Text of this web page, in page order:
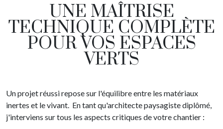
UNE MAÎTRISE
TECHNIQUE COMPLÈTE
POUR VOS ESPACES
VERTS
Un projet réussi repose sur l'équilibre entre les matériaux
inertes et le vivant. En tant qu'architecte paysagiste diplômé,
j'interviens sur tous les aspects critiques de votre chantier :